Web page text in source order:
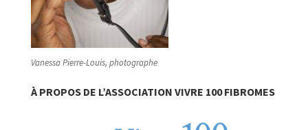
Vanessa Pierre-Louis, photographe
À PROPOS DE L’ASSOCIATION VIVRE 100 FIBROMES